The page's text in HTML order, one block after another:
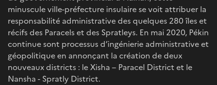
minuscule ville-préfecture insulaire se voit attribuer la
responsabilité administrative des quelques 280 îles et
récifs des Paracels et des Spratleys. En mai 2020, Pékin
continue sont processus d’ingénierie administrative et
géopolitique en annonçant la création de deux
nouveaux districts : le Xisha – Paracel District et le
Nansha - Spratly District.